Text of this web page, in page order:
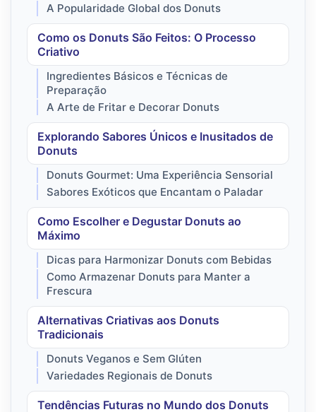
A Popularidade Global dos Donuts
Como os Donuts São Feitos: O Processo
Criativo
Ingredientes Básicos e Técnicas de
Preparação
A Arte de Fritar e Decorar Donuts
Explorando Sabores Únicos e Inusitados de
Donuts
Donuts Gourmet: Uma Experiência Sensorial
Sabores Exóticos que Encantam o Paladar
Como Escolher e Degustar Donuts ao
Máximo
Dicas para Harmonizar Donuts com Bebidas
Como Armazenar Donuts para Manter a
Frescura
Alternativas Criativas aos Donuts
Tradicionais
Donuts Veganos e Sem Glúten
Variedades Regionais de Donuts
Tendências Futuras no Mundo dos Donuts